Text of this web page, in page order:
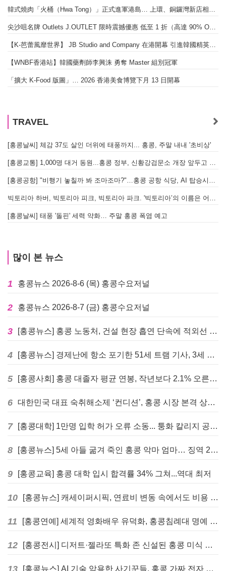
【WNBF香港站】韓國藥劑師李興洙 勇奪 Master 組別冠軍
「擴大 K-Food 版圖」… 2026 香港美食博覽下月 13 日開幕
TRAVEL
[홍콩날씨] 체감 37도 살인 더위에 태풍까지... 홍콩, 주말 내내 '초비상'
[홍콩날씨] 태풍 '돌핀' 세력 약화… 주말 홍콩 폭염 예고
많이 본 뉴스
1 홍콩뉴스 2026-8-6 (목) 홍콩수요저널
2 홍콩뉴스 2026-8-7 (금) 홍콩수요저널
3 [홍콩뉴스] 홍콩 노동처, 건설 현장 흡연 단속에 적외선 드론 투입 검토
4 [홍콩뉴스] 경제난에 항소 포기한 51세 트램 기사, 3세 여아 치사 혐의로 '4주 감옥행'
5 [홍콩사회] 홍콩 대졸자 평균 연봉, 작년보다 2.1% 오른 33만 6천 홍콩달러 기록
6 대한민국 대표 숙취해소제 ‘컨디션’, 홍콩 시장 본격 상륙… 왓슨스 입점 기념 할인 행사 진행
7 [홍콩대학] 1만명 입학 허가 오류 소동... 퉁화 칼리지 공식 사과
8 [홍콩뉴스] 5세 아들 굶겨 죽인 홍콩 악마 엄마… 징역 22년 중형 선고
9 [홍콩교육] 홍콩 대학 입시 합격률 34% 그쳐...역대 최저
10 [홍콩뉴스] 캐세이퍼시픽, 연료비 변동 속에서도 비용 절감 위한 감편 계획 없어
11 [홍콩연예] 세계적 영화배우 유덕화, 홍콩침례대 명예 박사 학위 받는다
12 [홍콩전시] 디저트·젤라또 특화 존 신설된 홍콩 미식 박람회 다음주 개막
13 [홍콩뉴스] AI 기술 악용한 사기꾼들, 홍콩 가짜 전자 비자 사이트 극성